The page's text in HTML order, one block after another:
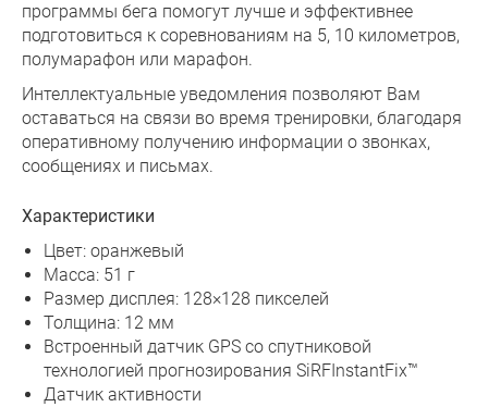
программы бега помогут лучше и эффективнее
подготовиться к соревнованиям на 5, 10 километров,
полумарафон или марафон.
Интеллектуальные уведомления позволяют Вам
оставаться на связи во время тренировки, благодаря
оперативному получению информации о звонках,
сообщениях и письмах.
Характеристики
Цвет: оранжевый
Масса: 51 г
Размер дисплея: 128×128 пикселей
Толщина: 12 мм
Встроенный датчик GPS со спутниковой
технологией прогнозирования SiRFInstantFix™
Датчик активности